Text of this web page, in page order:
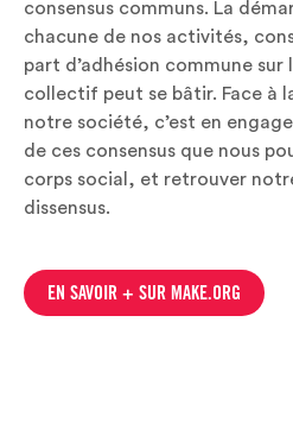
consensus communs. La
chacune de nos activités,
part d’adhésion commune sur
collectif peut se bâtir. Face à
notre société, c’est en
de ces consensus que nous
corps social, et retrouver
dissensus.
EN SAVOIR + SUR MAKE.ORG